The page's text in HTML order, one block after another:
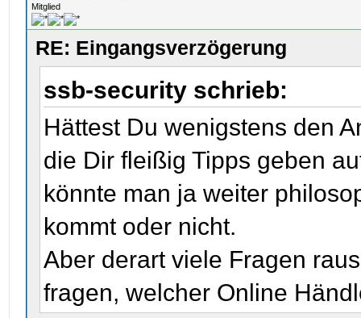
Mitglied
RE: Eingangsverzögerung
ssb-security schrieb:
Hättest Du wenigstens den
die Dir fleißig Tipps geben
könnte man ja weiter
kommt oder nicht.
Aber derart viele Fragen
fragen, welcher Online